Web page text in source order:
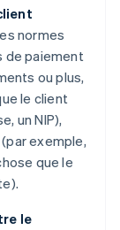
normes
de paiement
ou plus,
le client
un NIP),
exemple,
que le
le